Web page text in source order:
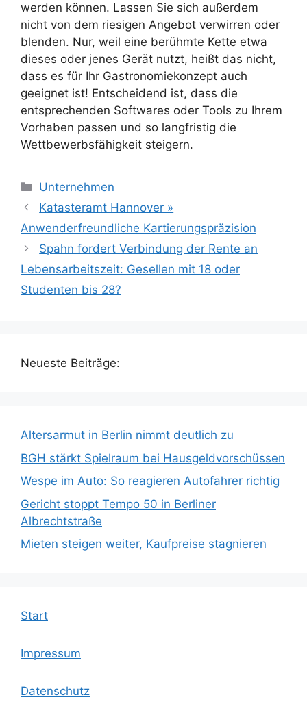
werden können. Lassen Sie sich außerdem
nicht von dem riesigen Angebot verwirren oder
blenden. Nur, weil eine berühmte Kette etwa
dieses oder jenes Gerät nutzt, heißt das nicht,
dass es für Ihr Gastronomiekonzept auch
geeignet ist! Entscheidend ist, dass die
entsprechenden Softwares oder Tools zu Ihrem
Vorhaben passen und so langfristig die
Wettbewerbsfähigkeit steigern.
Kategorien
Unternehmen
Katasteramt Hannover »
Anwenderfreundliche Kartierungspräzision
Spahn fordert Verbindung der Rente an
Lebensarbeitszeit: Gesellen mit 18 oder
Studenten bis 28?
Neueste Beiträge:
Altersarmut in Berlin nimmt deutlich zu
BGH stärkt Spielraum bei Hausgeldvorschüssen
Wespe im Auto: So reagieren Autofahrer richtig
Gericht stoppt Tempo 50 in Berliner
Albrechtstraße
Mieten steigen weiter, Kaufpreise stagnieren
Start
Impressum
Datenschutz